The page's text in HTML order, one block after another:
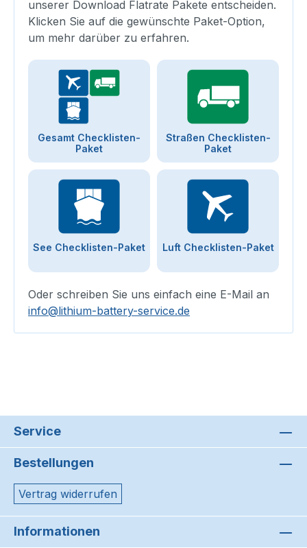
unserer Download Flatrate Pakete entscheiden.
Klicken Sie auf die gewünschte Paket-Option,
um mehr darüber zu erfahren.
Gesamt Checklisten-
Paket
Straßen Checklisten-
Paket
See Checklisten-Paket Luft Checklisten-Paket
Oder schreiben Sie uns einfach eine E-Mail an
info@lithium-battery-service.de
Service
Bestellungen
Vertrag widerrufen
Informationen